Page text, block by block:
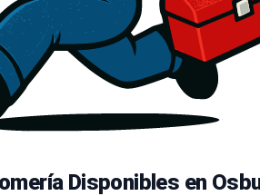
Disponibles en